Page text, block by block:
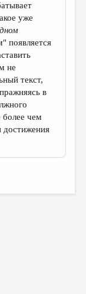
уже
появляется
не
текст,
в
более чем
достижения